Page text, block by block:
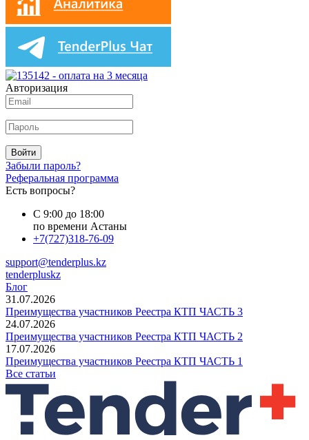
Авторизация
Войти
Забыли пароль?
Реферальная программа
Есть вопросы?
С 9:00 до 18:00
по времени Астаны
+7(727)318-76-09
support@tenderplus.kz
tenderpluskz
Блог
31.07.2026
Преимущества участников Реестра КТП ЧАСТЬ 3
24.07.2026
Преимущества участников Реестра КТП ЧАСТЬ 2
17.07.2026
Преимущества участников Реестра КТП ЧАСТЬ 1
Все статьи